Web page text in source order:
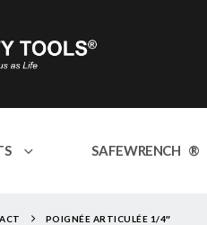
SAFEWRENCH ®
POIGNÉE ARTICULÉE 1/4″